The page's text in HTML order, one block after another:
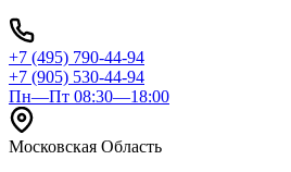
+7 (495) 790-44-94
+7 (905) 530-44-94
Пн—Пт 08:30—18:00
Московская Область